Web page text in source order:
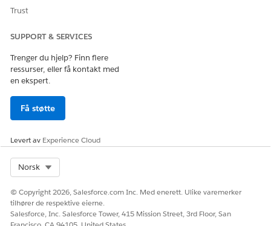
Trust
SUPPORT & SERVICES
Trenger du hjelp? Finn flere
ressurser, eller få kontakt med
en ekspert.
Få støtte
Levert av Experience Cloud
Norsk
© Copyright 2026, Salesforce.com Inc. Med enerett. Ulike varemerker
tilhører de respektive eierne.
Salesforce, Inc. Salesforce Tower, 415 Mission Street, 3rd Floor, San